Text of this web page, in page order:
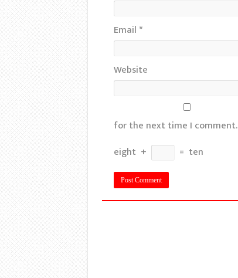
Email *
Website
for the next time I comment.
eight + = ten